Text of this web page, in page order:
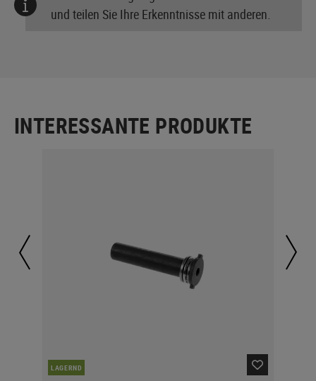
und teilen Sie Ihre Erkenntnisse mit anderen.
INTERESSANTE PRODUKTE
LAGERND